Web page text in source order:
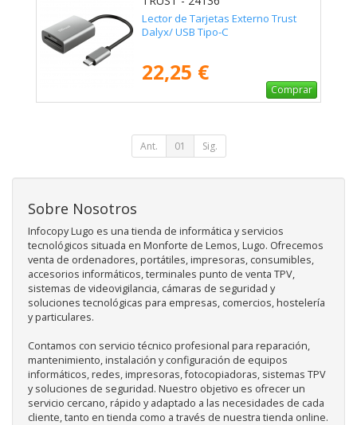
Lector de Tarjetas Externo Trust
Dalyx/ USB Tipo-C
22,25 €
Comprar
Ant. 01 Sig.
Sobre Nosotros
Infocopy Lugo es una tienda de informática y servicios
tecnológicos situada en Monforte de Lemos, Lugo. Ofrecemos
venta de ordenadores, portátiles, impresoras, consumibles,
accesorios informáticos, terminales punto de venta TPV,
sistemas de videovigilancia, cámaras de seguridad y
soluciones tecnológicas para empresas, comercios, hostelería
y particulares.
Contamos con servicio técnico profesional para reparación,
mantenimiento, instalación y configuración de equipos
informáticos, redes, impresoras, fotocopiadoras, sistemas TPV
y soluciones de seguridad. Nuestro objetivo es ofrecer un
servicio cercano, rápido y adaptado a las necesidades de cada
cliente, tanto en tienda como a través de nuestra tienda online.